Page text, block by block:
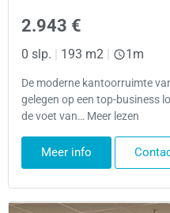
2.943 €
0 slp. | 193 m2 | 1m
De moderne kantoorruimte
gelegen op een top-business
de voet van… Meer lezen
Meer info